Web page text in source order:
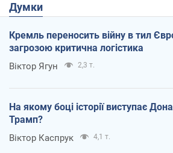
Думки
Кремль переносить війну в тил
загрозою критична логістика
Віктор Ягун 2,3 т.
На якому боці історії виступає
Трамп?
Віктор Каспрук 4,1 т.